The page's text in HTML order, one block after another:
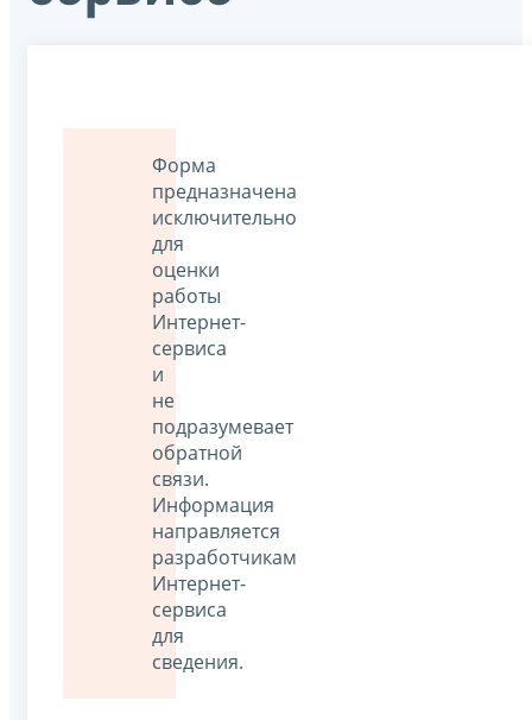
Форма
предназначена
исключительно
для
оценки
работы
Интернет-
сервиса
и
не
подразумевает
обратной
связи.
Информация
направляется
разработчикам
Интернет-
сервиса
для
сведения.